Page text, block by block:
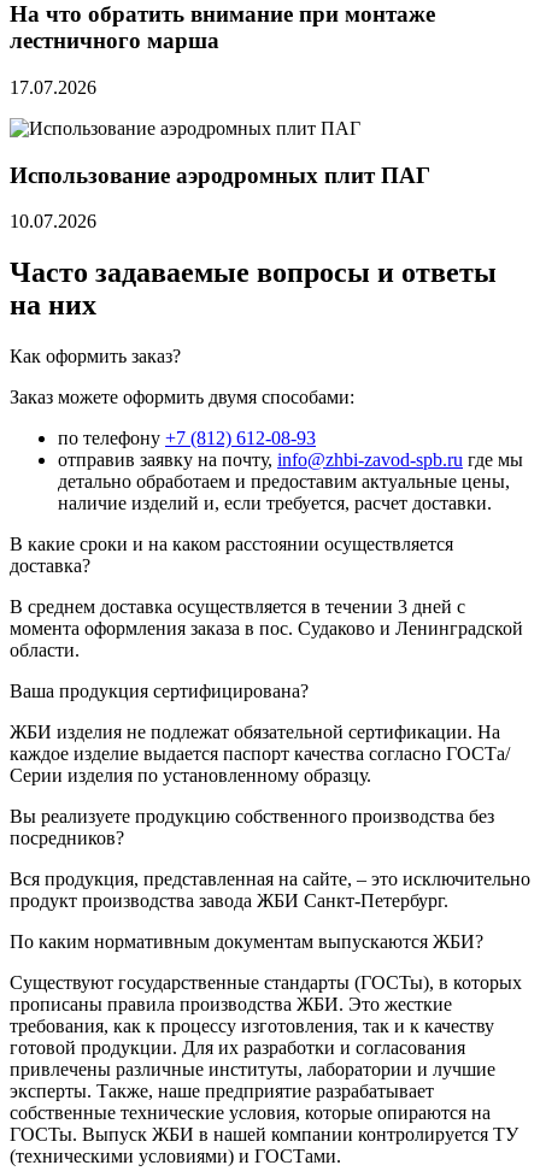
На что обратить внимание при монтаже
лестничного марша
17.07.2026
Использование аэродромных плит ПАГ
10.07.2026
Часто задаваемые вопросы и ответы
на них
Как оформить заказ?
Заказ можете оформить двумя способами:
по телефону +7 (812) 612-08-93
отправив заявку на почту, info@zhbi-zavod-spb.ru где мы
детально обработаем и предоставим актуальные цены,
наличие изделий и, если требуется, расчет доставки.
В какие сроки и на каком расстоянии осуществляется
доставка?
В среднем доставка осуществляется в течении 3 дней с
момента оформления заказа в пос. Судаково и Ленинградской
области.
Ваша продукция сертифицирована?
ЖБИ изделия не подлежат обязательной сертификации. На
каждое изделие выдается паспорт качества согласно ГОСТа/
Серии изделия по установленному образцу.
Вы реализуете продукцию собственного производства без
посредников?
Вся продукция, представленная на сайте, – это исключительно
продукт производства завода ЖБИ Санкт-Петербург.
По каким нормативным документам выпускаются ЖБИ?
Существуют государственные стандарты (ГОСТы), в которых
прописаны правила производства ЖБИ. Это жесткие
требования, как к процессу изготовления, так и к качеству
готовой продукции. Для их разработки и согласования
привлечены различные институты, лаборатории и лучшие
эксперты. Также, наше предприятие разрабатывает
собственные технические условия, которые опираются на
ГОСТы. Выпуск ЖБИ в нашей компании контролируется ТУ
(техническими условиями) и ГОСТами.